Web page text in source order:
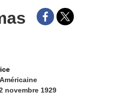
Américaine
novembre 1929